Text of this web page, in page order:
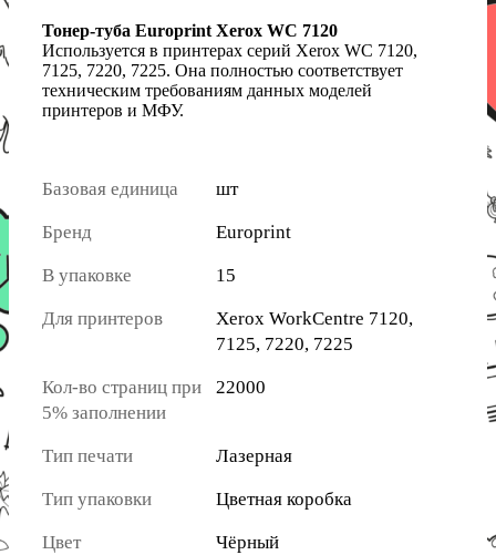
Тонер-туба Europrint Xerox WC 7120
Используется в принтерах серий Xerox WC 7120,
7125, 7220, 7225. Она полностью соответствует
техническим требованиям данных моделей
принтеров и МФУ.
Базовая единица шт
Бренд Europrint
В упаковке 15
Для принтеров
Xerox WorkCentre 7120,
7125, 7220, 7225
Кол-во страниц при
5% заполнении
22000
Тип печати Лазерная
Тип упаковки Цветная коробка
Цвет Чёрный